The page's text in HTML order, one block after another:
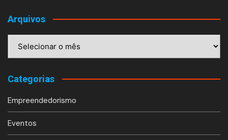
Arquivos
Categorias
Empreendedorismo
Eventos